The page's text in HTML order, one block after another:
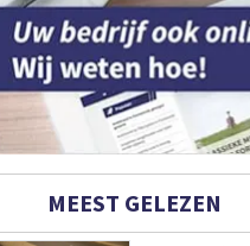
MEEST GELEZEN